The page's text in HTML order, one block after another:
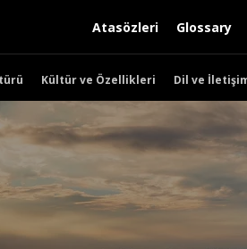
Kültür ve Özellikleri Dil ve
Atasözleri Glossary